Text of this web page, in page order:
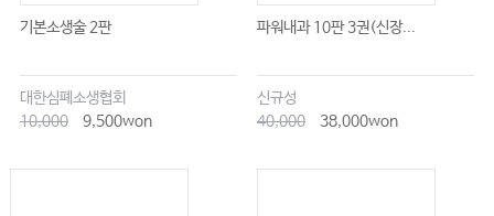
기본소생술 2판
대한심폐소생협회
10,000
9,500won
파워내과 10판 3권(신장...
신규성
40,000
38,000won